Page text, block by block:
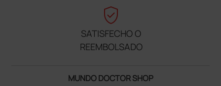
verified_user
SATISFECHO O
REEMBOLSADO
MUNDO DOCTOR SHOP